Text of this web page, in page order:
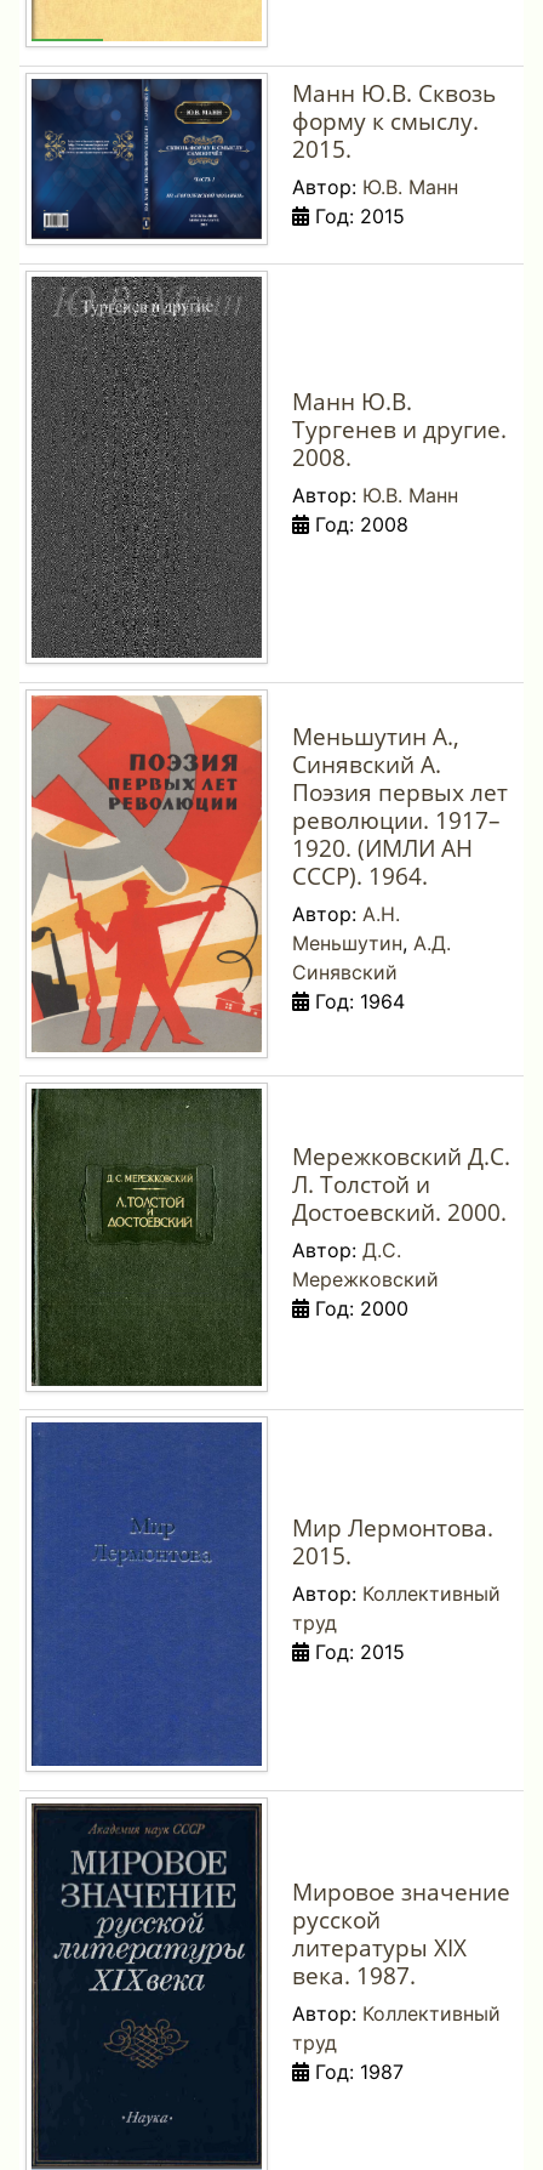
Манн Ю.В. Сквозь
форму к смыслу.
2015.
Автор: Ю.В. Манн
Год: 2015
Манн Ю.В.
Тургенев и другие.
2008.
Автор: Ю.В. Манн
Год: 2008
Меньшутин А.,
Синявский А.
Поэзия первых лет
революции. 1917–
1920. (ИМЛИ АН
СССР). 1964.
Автор: А.Н.
Меньшутин, А.Д.
Синявский
Год: 1964
Мережковский Д.С.
Л. Толстой и
Достоевский. 2000.
Автор: Д.С.
Мережковский
Год: 2000
Мир Лермонтова.
2015.
Автор: Коллективный
труд
Год: 2015
Мировое значение
русской
литературы ΧΙΧ
века. 1987.
Автор: Коллективный
труд
Год: 1987